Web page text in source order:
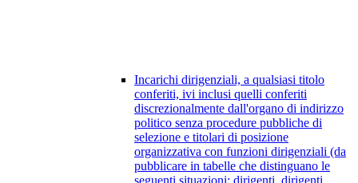
Incarichi dirigenziali, a qualsiasi titolo
conferiti, ivi inclusi quelli conferiti
discrezionalmente dall'organo di indirizzo
politico senza procedure pubbliche di
selezione e titolari di posizione
organizzativa con funzioni dirigenziali (da
pubblicare in tabelle che distinguano le